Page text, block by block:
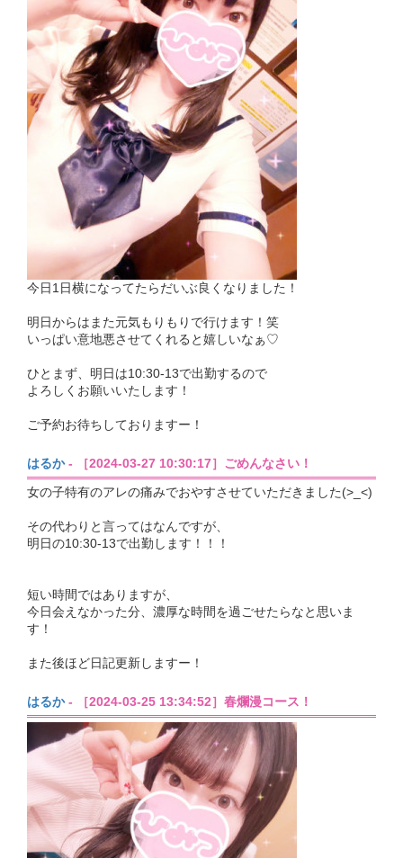
今日1日横になってたらだいぶ良くなりました！
明日からはまた元気もりもりで行けます！笑
いっぱい意地悪させてくれると嬉しいなぁ♡
ひとまず、明日は10:30-13で出勤するので
よろしくお願いいたします！
ご予約お待ちしておりますー！
はるか- ［2024-03-27 10:30:17］ごめんなさい！
女の子特有のアレの痛みでおやすさせていただきました(>_<)
その代わりと言ってはなんですが、
明日の10:30-13で出勤します！！！
短い時間ではありますが、
今日会えなかった分、濃厚な時間を過ごせたらなと思いま
す！
また後ほど日記更新しますー！
はるか- ［2024-03-25 13:34:52］春爛漫コース！